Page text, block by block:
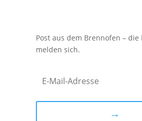
Post aus dem Brennofen – die
melden sich.
→